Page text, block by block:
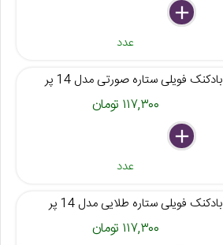
delete
remove
add
عدد
بادکنک فویلی ستاره صورتی مدل 14 پر
۱۱۷,۳۰۰ تومان
delete
remove
add
عدد
بادکنک فویلی ستاره طلایی مدل 14 پر
۱۱۷,۳۰۰ تومان